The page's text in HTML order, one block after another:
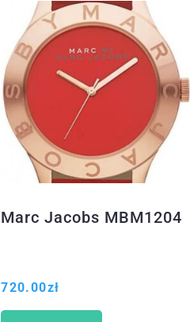
Marc Jacobs MBM1204
720.00zł